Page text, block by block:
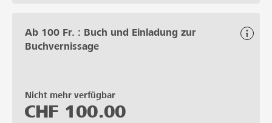
Ab 100 Fr. : Buch und Einladung zur
Buchvernissage
Nicht mehr verfügbar
CHF 100.00